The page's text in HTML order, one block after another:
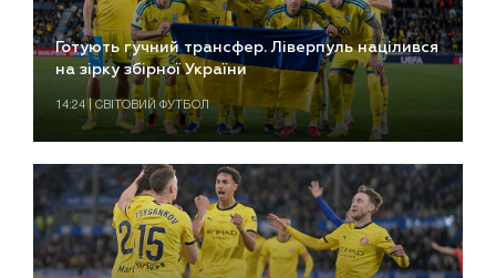
Готують гучний трансфер. Ліверпуль націлився
на зірку збірної України
14:24 | СВІТОВИЙ ФУТБОЛ